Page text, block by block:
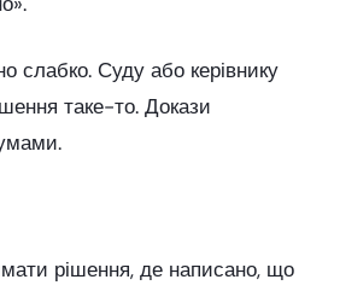
слабко. Суду або керівнику
таке-то. Докази
рішення, де написано, що